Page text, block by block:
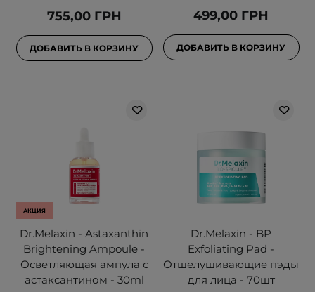
755,00 ГРН
ДОБАВИТЬ В КОРЗИНУ
499,00 ГРН
ДОБАВИТЬ В КОРЗИНУ
АКЦИЯ
Dr.Melaxin - Astaxanthin
Brightening Ampoule -
Осветляющая ампула с
астаксантином - 30ml
Dr.Melaxin - BP
Exfoliating Pad -
Отшелушивающие пэды
для лица - 70шт